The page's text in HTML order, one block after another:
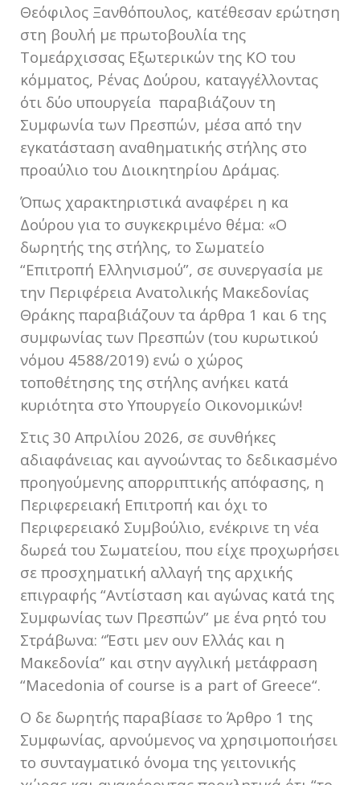
Θεόφιλος Ξανθόπουλος, κατέθεσαν ερώτηση
στη βουλή με πρωτοβουλία της
Τομεάρχισσας Εξωτερικών της ΚΟ του
κόμματος, Ρένας Δούρου, καταγγέλλοντας
ότι δύο υπουργεία παραβιάζουν τη
Συμφωνία των Πρεσπών, μέσα από την
εγκατάσταση αναθηματικής στήλης στο
προαύλιο του Διοικητηρίου Δράμας.
Όπως χαρακτηριστικά αναφέρει η κα
Δούρου για το συγκεκριμένο θέμα: «Ο
δωρητής της στήλης, το Σωματείο
“Επιτροπή Ελληνισμού”, σε συνεργασία με
την Περιφέρεια Ανατολικής Μακεδονίας
Θράκης παραβιάζουν τα άρθρα 1 και 6 της
συμφωνίας των Πρεσπών (του κυρωτικού
νόμου 4588/2019) ενώ ο χώρος
τοποθέτησης της στήλης ανήκει κατά
κυριότητα στο Υπουργείο Οικονομικών!
Στις 30 Απριλίου 2026, σε συνθήκες
αδιαφάνειας και αγνοώντας το δεδικασμένο
προηγούμενης απορριπτικής απόφασης, η
Περιφερειακή Επιτροπή και όχι το
Περιφερειακό Συμβούλιο, ενέκρινε τη νέα
δωρεά του Σωματείου, που είχε προχωρήσει
σε προσχηματική αλλαγή της αρχικής
επιγραφής “Αντίσταση και αγώνας κατά της
Συμφωνίας των Πρεσπών” με ένα ρητό του
Στράβωνα: “Έστι μεν ουν Ελλάς και η
Μακεδονία” και στην αγγλική μετάφραση
“Macedonia of course is a part of Greece“.
Ο δε δωρητής παραβίασε το Άρθρο 1 της
Συμφωνίας, αρνούμενος να χρησιμοποιήσει
το συνταγματικό όνομα της γειτονικής